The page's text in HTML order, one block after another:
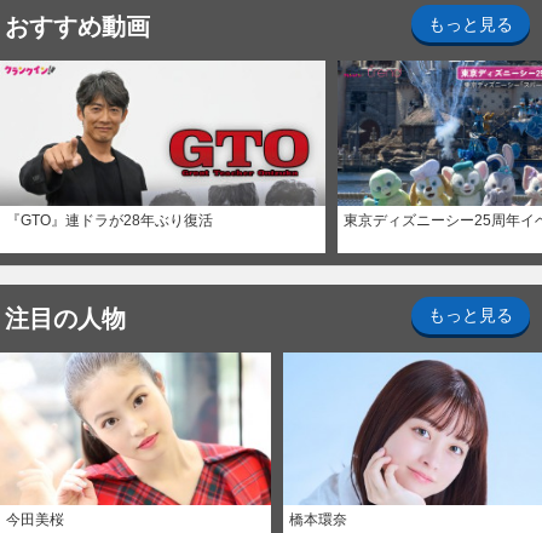
おすすめ動画 もっと見る
『GTO』連ドラが28年ぶり復活 東京ディズニーシー25周年イ
注目の人物 もっと見る
今田美桜 橋本環奈